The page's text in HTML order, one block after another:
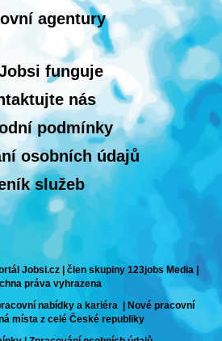
agentury
funguje
nás
podmínky
osobních údajů
služeb
Jobsi.cz | člen skupiny 123jobs Media |
práva vyhrazena
nabídky a kariéra | Nové pracovní
místa z celé České republiky